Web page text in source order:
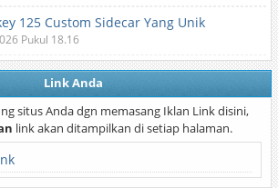
125 Custom Sidecar Yang Unik
Pukul 18.16
Link Anda
situs Anda dgn memasang Iklan Link disini,
link akan ditampilkan di setiap halaman.